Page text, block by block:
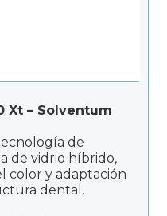
Xt – Solventum
de
de vidrio híbrido,
color y adaptación
dental.